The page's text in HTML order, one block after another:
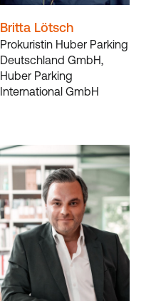
Britta Lötsch
Prokuristin Huber Parking
Deutschland GmbH,
Huber Parking
International GmbH